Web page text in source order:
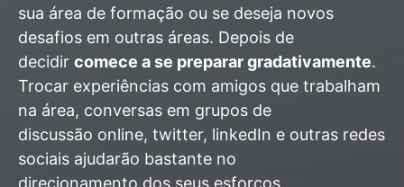
sua área de formação ou se deseja novos
desafios em outras áreas. Depois de
decidir comece a se preparar gradativamente.
Trocar experiências com amigos que trabalham
na área, conversas em grupos de
discussão online, twitter, linkedIn e outras redes
sociais ajudarão bastante no